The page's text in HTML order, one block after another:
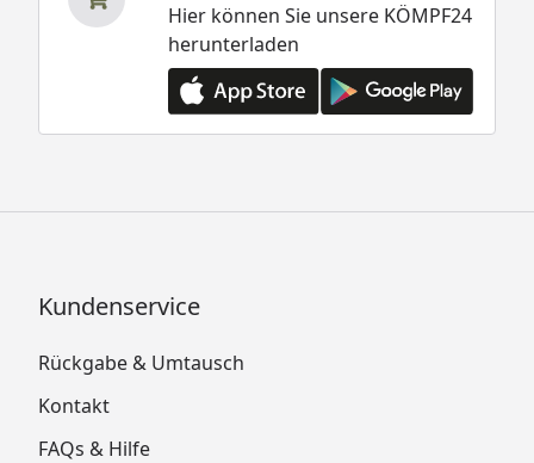
Hier können Sie unsere KÖMPF24
herunterladen
Kundenservice
Rückgabe & Umtausch
Kontakt
FAQs & Hilfe